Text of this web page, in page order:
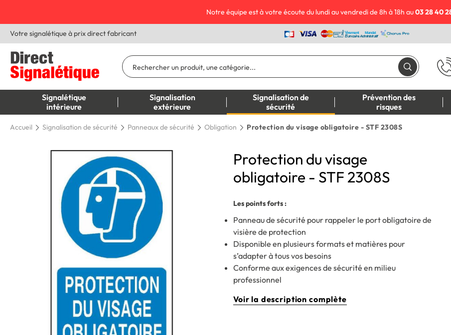
Notre équipe est à votre écoute du lundi au vendredi de 8h à 18h au03 28 40
Votre signalétique à prix direct fabricant
Signalétique
intérieure
Signalisation
extérieure
Signalisation de
sécurité
Prévention des
risques
Accueil Signalisation de sécurité Panneaux de sécurité Obligation Protection du visage obligatoire - STF 2308S
Protection du visage
obligatoire - STF 2308S
Les points forts :
Panneau de sécurité pour rappeler le port obligatoire de
visière de protection
Disponible en plusieurs formats et matières pour
s’adapter à tous vos besoins
Conforme aux exigences de sécurité en milieu
professionnel
Voir la description complète